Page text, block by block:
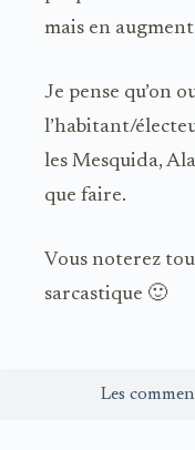
mais en
Je pense qu’on
l’habitant/
les Mesquida,
que faire.
Vous noterez
sarcastique 🙂
Les